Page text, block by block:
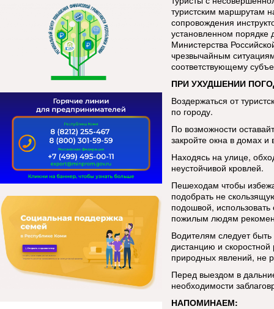
туристским маршрутам
сопровождения
установленном
Министерства
чрезвычайным
соответствующему
ПРИ УХУДШЕНИИ
Воздержаться от
по городу.
По возможности
закройте окна в домах
Находясь на улице,
неустойчивой кровлей.
Пешеходам чтобы
подобрать не
подошвой,
пожилым людям
Водителям следует
дистанцию и
природных явлений, не
Перед выездом в
необходимости
НАПОМИНАЕМ: